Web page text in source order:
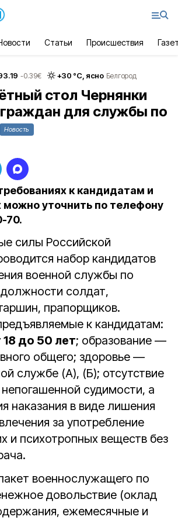
Статьи Происшествия
-0.39€ +30 °С, ясно Белгород
стол Чернянки
граждан для службы по
Новость
к кандидатам и
можно уточнить по телефону
70.
силы Российской
набор кандидатов
военной службы по
должности солдат,
прапорщиков.
к кандидатам:
18 до 50 лет; образование —
общего; здоровье —
службе (А), (Б); отсутствие
судимости, а
наказания в виде лишения
за употребление
и психотропных веществ без
военнослужащего по
довольствие (оклад
ежемесячные и